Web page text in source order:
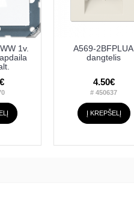
1v.
A569-2BFPLUA
dangtelis
4.50€
# 450637
Į KREPŠELĮ